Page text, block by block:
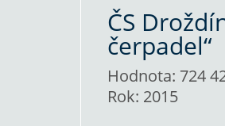
ČS
čerpadel“
Hodnota: 724
Rok: 2015